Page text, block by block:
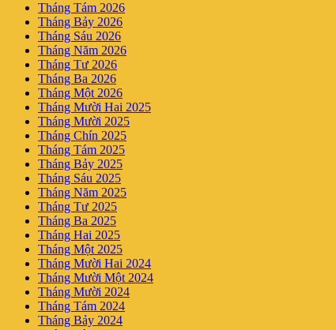
Tháng Tám 2026
Tháng Bảy 2026
Tháng Sáu 2026
Tháng Năm 2026
Tháng Tư 2026
Tháng Ba 2026
Tháng Một 2026
Tháng Mười Hai 2025
Tháng Mười 2025
Tháng Chín 2025
Tháng Tám 2025
Tháng Bảy 2025
Tháng Sáu 2025
Tháng Năm 2025
Tháng Tư 2025
Tháng Ba 2025
Tháng Hai 2025
Tháng Một 2025
Tháng Mười Hai 2024
Tháng Mười Một 2024
Tháng Mười 2024
Tháng Tám 2024
Tháng Bảy 2024